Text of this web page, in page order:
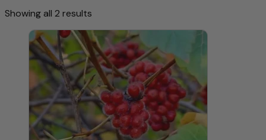
Showing all 2 results